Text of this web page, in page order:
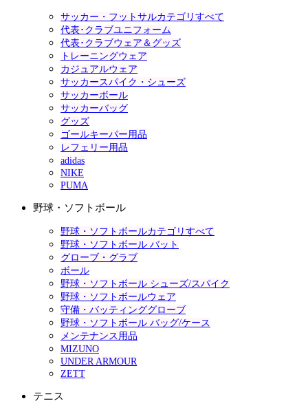
サッカー・フットサルカテゴリすべて
代表･クラブユニフォーム
代表･クラブウェア＆グッズ
トレーニングウェア
カジュアルウェア
サッカースパイク・シューズ
サッカーボール
サッカーバッグ
グッズ
ゴールキーパー用品
レフェリー用品
adidas
NIKE
PUMA
野球・ソフトボール
野球・ソフトボールカテゴリすべて
野球・ソフトボール バット
グローブ・グラブ
ボール
野球・ソフトボール シューズ/スパイク
野球・ソフトボールウェア
守備・バッティンググローブ
野球・ソフトボール バッグ/ケース
メンテナンス用品
MIZUNO
UNDER ARMOUR
ZETT
テニス